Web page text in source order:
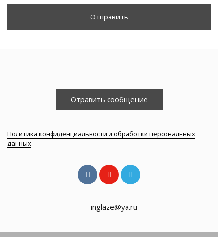
Отправить
Отравить сообщение
Политика конфиденциальности и обработки персональных
данных
inglaze@ya.ru